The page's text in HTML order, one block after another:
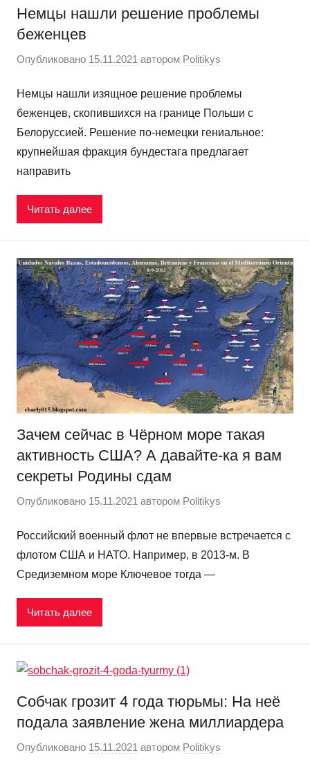
Немцы нашли решение проблемы
беженцев
Опубликовано 15.11.2021 автором Politikys
Немцы нашли изящное решение проблемы
беженцев, скопившихся на границе Польши с
Белоруссией. Решение по-немецки гениальное:
крупнейшая фракция бундестага предлагает
направить
Читать далее
Зачем сейчас в Чёрном море такая
активность США? А давайте-ка я вам
секреты Родины сдам
Опубликовано 15.11.2021 автором Politikys
Российский военный флот не впервые встречается с
флотом США и НАТО. Например, в 2013-м. В
Средиземном море Ключевое тогда —
Читать далее
Собчак грозит 4 года тюрьмы: На неё
подала заявление жена миллиардера
Опубликовано 15.11.2021 автором Politikys